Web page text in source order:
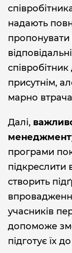
надають
пропонувати
присутнім,
марно
Далі,
програми
підкреслити
створить
учасників
допоможе
підготує їх